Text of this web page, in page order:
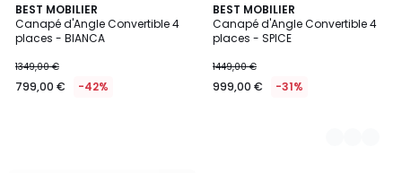
BEST MOBILIER
Canapé d'Angle Convertible 4
places - BIANCA
1349,00 €
799,00 € -42%
BEST MOBILIER
Canapé d'Angle Convertible 4
places - SPICE
1449,00 €
999,00 € -31%
6
Couleurs